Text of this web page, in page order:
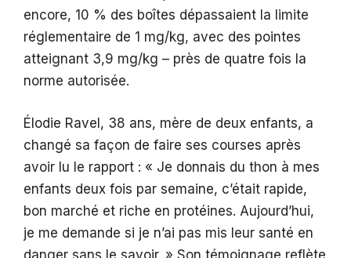
encore, 10 % des boîtes dépassaient la limite
réglementaire de 1 mg/kg, avec des pointes
atteignant 3,9 mg/kg – près de quatre fois la
norme autorisée.
Élodie Ravel, 38 ans, mère de deux enfants, a
changé sa façon de faire ses courses après
avoir lu le rapport : « Je donnais du thon à mes
enfants deux fois par semaine, c’était rapide,
bon marché et riche en protéines. Aujourd’hui,
je me demande si je n’ai pas mis leur santé en
danger sans le savoir. » Son témoignage reflète